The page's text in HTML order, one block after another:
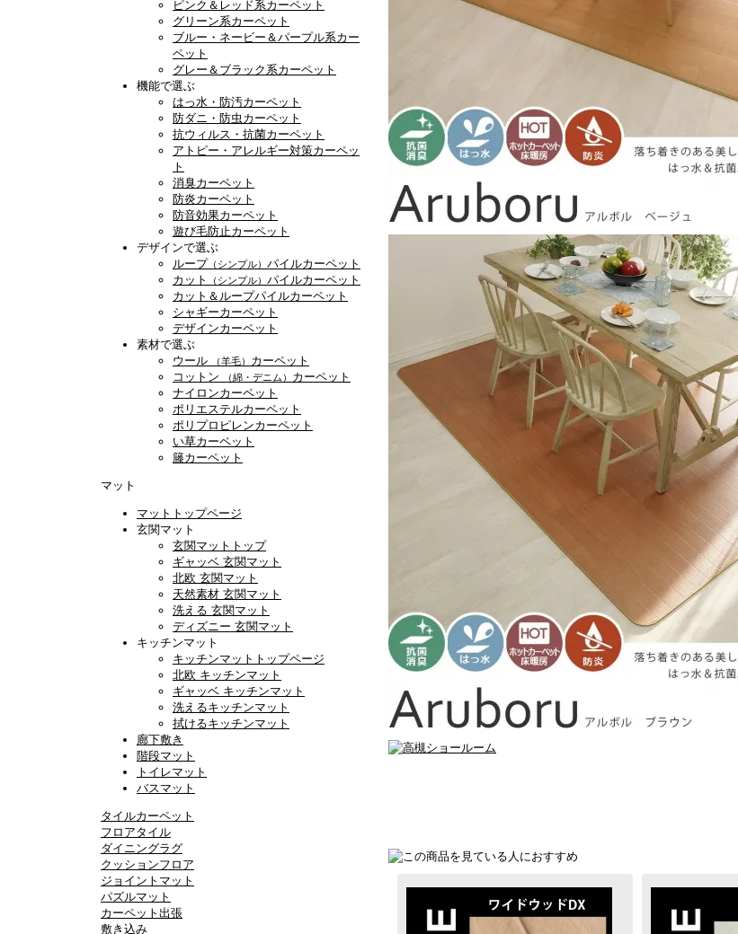
ピンク＆レッド系カーペット
グリーン系カーペット
ブルー・ネービー＆パープル系カー
ペット
グレー＆ブラック系カーペット
機能で選ぶ
はっ水・防汚カーペット
防ダニ・防虫カーペット
抗ウィルス・抗菌カーペット
アトピー・アレルギー対策カーペッ
ト
消臭カーペット
防炎カーペット
防音効果カーペット
遊び毛防止カーペット
デザインで選ぶ
ループ （シンプル） パイルカーペット
カット
（シンプル） パイルカーペット
カット＆ループパイルカーペット
シャギーカーペット
デザインカーペット
素材で選ぶ
ウール
（羊毛） カーペット
コットン
（綿・デニム） カーペット
ナイロンカーペット
ポリエステルカーペット
ポリプロピレンカーペット
い草カーペット
籐カーペット
マット
マットトップページ
玄関マット
玄関マットトップ
ギャッベ 玄関マット
北欧 玄関マット
天然素材 玄関マット
洗える 玄関マット
ディズニー 玄関マット
キッチンマット
キッチンマットトップページ
北欧 キッチンマット
ギャッベ キッチンマット
洗えるキッチンマット
拭けるキッチンマット
廊下敷き
階段マット
トイレマット
バスマット
タイルカーペット
フロアタイル
ダイニングラグ
クッションフロア
ジョイントマット
パズルマット
カーペット出張
敷き込み